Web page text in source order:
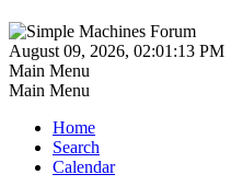
August 09, 2026, 02:01:13 PM
Main Menu
Main Menu
Home
Search
Calendar